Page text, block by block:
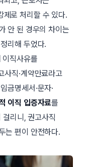
제로 처리할 수 있다.
안 된 경우의 차이는
리해 두었다.
이직사유를
사직·계약만료라고
금명세서·문자·
이직 입증자료를
리니, 권고사직
는 편이 안전하다.